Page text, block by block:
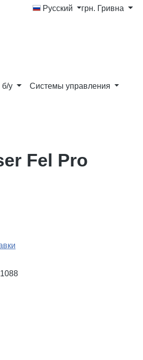
Русский грн. Гривна
б/у Системы управления
Fel Pro